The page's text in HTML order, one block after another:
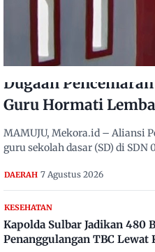
Dugaan
Guru Hormati
MAMUJU, Mekora.id – Aliansi
guru sekolah dasar (SD) di
DAERAH 7 Agustus 2026
KESEHATAN
Kapolda Sulbar Jadikan 480
Penanggulangan TBC Lewat